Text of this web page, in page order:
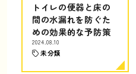
トイレの便器と床の
間の水漏れを防ぐた
めの効果的な予防策
2024.08.10
未分類